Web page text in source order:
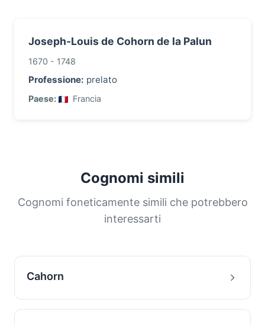
Joseph-Louis de Cohorn de la Palun
1670 - 1748
Professione: prelato
Paese: Francia
Cognomi simili
Cognomi foneticamente simili che potrebbero
interessarti
Cahorn